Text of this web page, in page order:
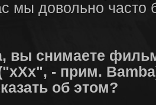
мы довольно часто
вы снимаете
- прим.
об этом?